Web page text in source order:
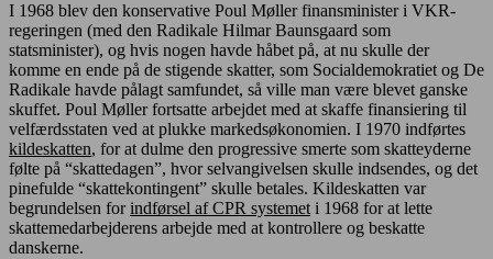
I 1968 blev den konservative Poul Møller finansminister i VKR-
regeringen (med den Radikale Hilmar Baunsgaard som
statsminister), og hvis nogen havde håbet på, at nu skulle der
komme en ende på de stigende skatter, som Socialdemokratiet og De
Radikale havde pålagt samfundet, så ville man være blevet ganske
skuffet. Poul Møller fortsatte arbejdet med at skaffe finansiering til
velfærdsstaten ved at plukke markedsøkonomien. I 1970 indførtes
kildeskatten, for at dulme den progressive smerte som skatteyderne
følte på “skattedagen”, hvor selvangivelsen skulle indsendes, og det
pinefulde “skattekontingent” skulle betales. Kildeskatten var
begrundelsen forindførsel af CPR systemet i 1968 for at lette
skattemedarbejderens arbejde med at kontrollere og beskatte
danskerne.